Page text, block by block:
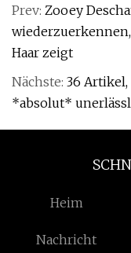
Prev: Zooey
Haar zeigt
Nächste: 36
*absolut*
Heim
Nachricht